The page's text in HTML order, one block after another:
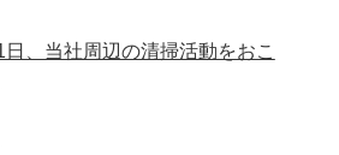
、当社周辺の清掃活動をおこ